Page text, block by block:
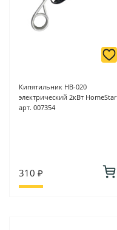
Кипятильник НВ-020
электрический 2кВт HomeStar
арт. 007354
310 ₽